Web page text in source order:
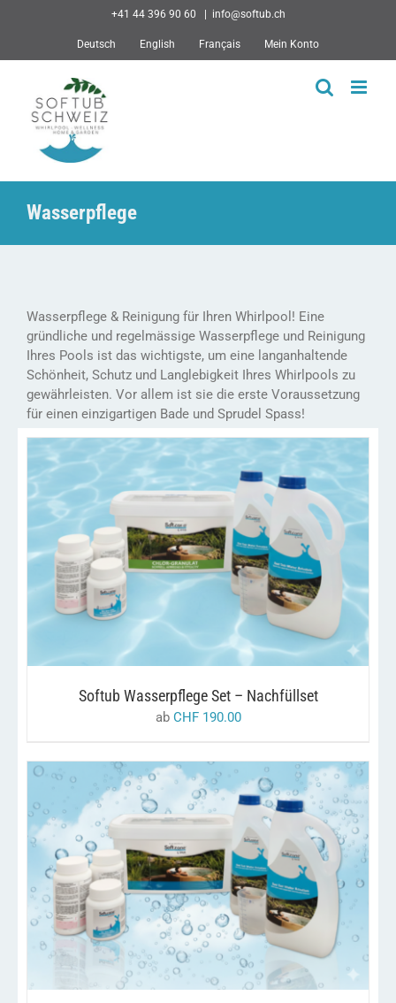
+41 44 396 90 60 info@softub.ch
Deutsch English Français Mein Konto
Wasserpflege
Wasserpflege & Reinigung für Ihren Whirlpool! Eine
gründliche und regelmässige Wasserpflege und Reinigung
Ihres Pools ist das wichtigste, um eine langanhaltende
Schönheit, Schutz und Langlebigkeit Ihres Whirlpools zu
gewährleisten. Vor allem ist sie die erste Voraussetzung
für einen einzigartigen Bade und Sprudel Spass!
AUSFÜHRUNG WÄHLEN DIESES
PRODUKT
WEIST
MEHRERE
VARIANTEN
AUF.
DIE
OPTIONEN
AUF
DER
WERDEN
/ DETAILS
Softub Wasserpflege Set – Nachfüllset
ab CHF190.00
IN DEN WARENKORB / DETAILS